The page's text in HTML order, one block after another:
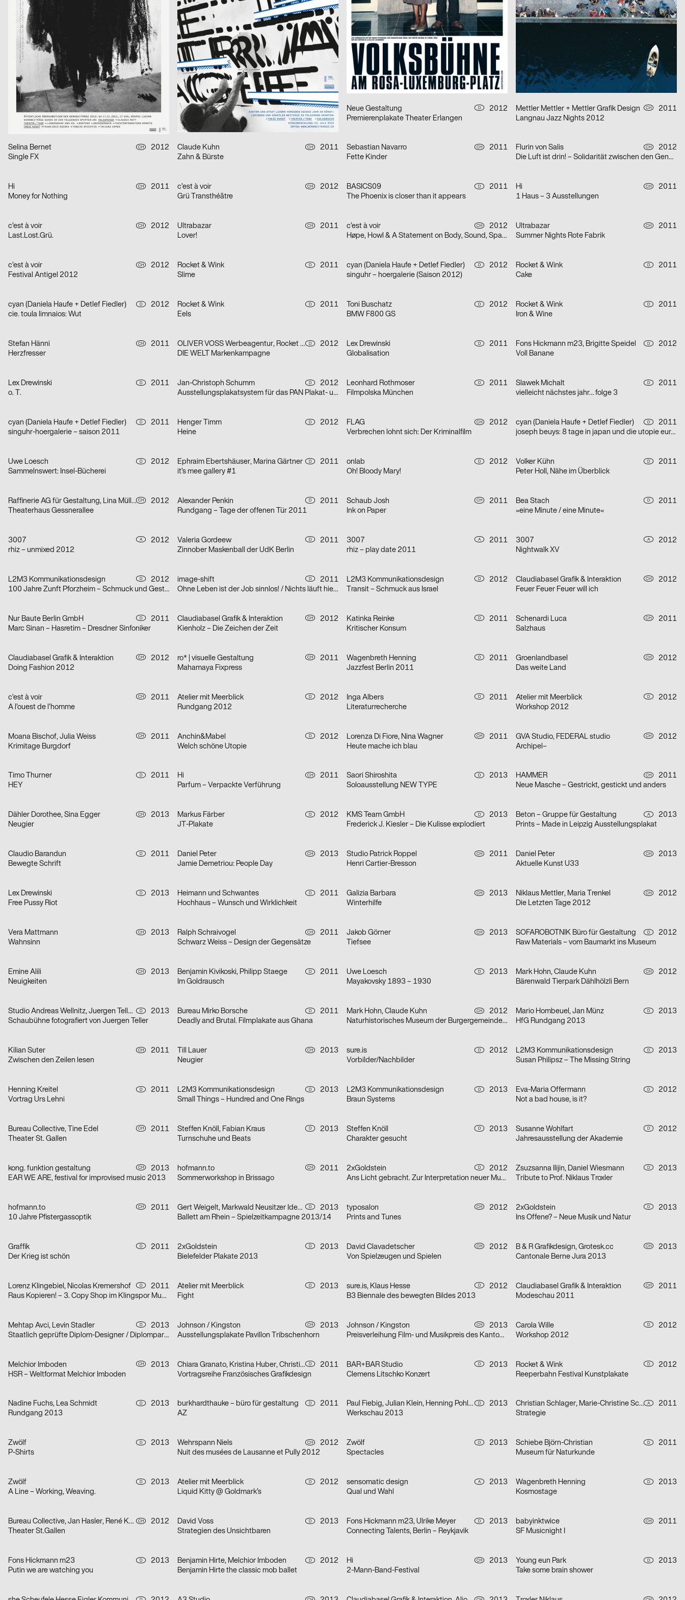
Atelier mit Meerblick D
2011
Vortrag Stephan Bundi
Valeria Gordeew
2012
Rundgang – Tag der offenen Tür
Lisa Drechsel
2011
Vortrag Martin Woodtli
Ultrabazar
Halt auf Verlangen Festival 2012
Demian Conrad Design CH
2011
LUFF ripped off poster
Xi Wang
The Tree of Energy
Nadine Blum CH
2012
Euter
Demian Conrad Design CH
2011
Tchaikovsky by Camerata de Lausanne
Karin Rekowski, Claudio Barandun D
2012
Rundgang HfG Offenbach
Markwald & Neusitzer Kommunikationsdesign
2011
erró-scapes
Neue Gestaltung D
2012
Premierenplakate Theater Erlangen
Mettler Mettler + Mettler Grafik Design CH
2011
Langnau Jazz Nights 2012
Selina Bernet CH
2012
Single FX
Claude Kuhn CH
2011
Zahn & Bürste
Sebastian Navarro CH
2011
Fette Kinder
Flurin von Salis CH
2012
Die Luft ist drin! – Solidarität zwischen den Generationen
Hi CH
2011
Money for Nothing
c’est à voir CH
2012
Grü Transthéâtre
BASICS09 D
2011
The Phoenix is closer than it appears
Hi CH
2011
1 Haus – 3 Ausstellungen
c’est à voir CH
2012
Last.Lost.Grü.
Ultrabazar CH
2011
Lover!
c’est à voir CH
2012
Høpe, Howl & A Statement on Body, Sound, Space and Time
Ultrabazar CH
2011
Summer Nights Rote Fabrik
c’est à voir CH
2012
Festival Antigel 2012
Rocket & Wink D
2011
Slime
cyan (Daniela Haufe + Detlef Fiedler) D
2012
singuhr – hoergalerie (Saison 2012)
Rocket & Wink D
2011
Cake
cyan (Daniela Haufe + Detlef Fiedler) D
2012
cie. toula limnaios: Wut
Rocket & Wink D
2011
Eels
Toni Buschatz D
2012
BMW F800 GS
Rocket & Wink D
2011
Iron & Wine
Stefan Hänni CH
2011
Herzfresser
OLIVER VOSS Werbeagentur, Rocket & Wink D
2012
DIE WELT Markenkampagne
Lex Drewinski D
2011
Globalisation
Fons Hickmann m23, Brigitte Speidel D
2012
Voll Banane
Lex Drewinski D
2011
o. T.
Jan-Christoph Schumm D
2012
Ausstellungsplakatsystem für das PAN Plakat- und Kunstforum in Emmerich
Leonhard Rothmoser D
2011
Filmpolska München
Slawek Michalt D
2011
vielleicht nächstes jahr… folge 3
cyan (Daniela Haufe + Detlef Fiedler) D
2011
singuhr-hoergalerie – saison 2011
Henger Timm D
2012
Heine
FLAG CH
2012
Verbrechen lohnt sich: Der Kriminalfilm
cyan (Daniela Haufe + Detlef Fiedler) D
2011
joseph beuys: 8 tage in japan und die utopie eurasia
Uwe Loesch D
2012
Sammelnswert: Insel-Bücherei
Ephraim Ebertshäuser, Marina Gärtner D
2011
it’s mee gallery #1
onlab D
2012
Oh! Bloody Mary!
Volker Kühn D
2011
Peter Holl, Nähe im Überblick
Raffinerie AG für Gestaltung, Lina Müller CH
2012
Theaterhaus Gessnerallee
Alexander Penkin D
2011
Rundgang – Tage der offenen Tür 2011
Schaub Josh CH
2011
Ink on Paper
Bea Stach D
2011
»eine Minute / eine Minute«
3007 A
2012
rhiz – unmixed 2012
Valeria Gordeew D
2011
Zinnober Maskenball der UdK Berlin
3007 A
2011
rhiz – play date 2011
3007 A
2012
Nightwalk XV
L2M3 Kommunikationsdesign D
2012
100 Jahre Zunft Pforzheim – Schmuck und Gestaltung
image-shift D
2011
Ohne Leben ist der Job sinnlos! / Nichts läuft hier richtig!
L2M3 Kommunikationsdesign D
2012
Transit – Schmuck aus Israel
Claudiabasel Grafik & Interaktion CH
2012
Feuer Feuer Feuer will ich
Nur Baute Berlin GmbH D
2011
Marc Sinan – Hasretim – Dresdner Sinfoniker
Claudiabasel Grafik & Interaktion CH
2012
Kienholz – Die Zeichen der Zeit
Katinka Reinke D
2011
Kritischer Konsum
Schenardi Luca CH
2011
Salzhaus
Claudiabasel Grafik & Interaktion CH
2012
Doing Fashion 2012
ro* | visuelle Gestaltung CH
2011
Mahamaya Fixpress
Wagenbreth Henning D
2011
Jazzfest Berlin 2011
Groenlandbasel CH
2012
Das weite Land
c’est à voir CH
2011
A l’ouest de l’homme
Atelier mit Meerblick D
2012
Rundgang 2012
Inga Albers D
2011
Literaturrecherche
Atelier mit Meerblick D
2012
Workshop 2012
Moana Bischof, Julia Weiss CH
2011
Krimitage Burgdorf
Anchin&Mabel D
2012
Welch schöne Utopie
Lorenza Di Fiore, Nina Wagner CH
2011
Heute mache ich blau
GVA Studio, FEDERAL studio CH
2012
Archipel–
Timo Thurner D
2011
HEY
Hi CH
2011
Parfum – Verpackte Verführung
Saori Shiroshita D
2013
Soloausstellung NEW TYPE
HAMMER CH
2011
Neue Masche – Gestrickt, gestickt und anders
Dähler Dorothee, Sina Egger CH
2013
Neugier
Markus Färber D
2012
JT-Plakate
KMS Team GmbH D
2013
Frederick J. Kiesler – Die Kulisse explodiert
Beton – Gruppe für Gestaltung A
2013
Prints – Made in Leipzig Ausstellungsplakat
Claudio Barandun D
2011
Bewegte Schrift
Daniel Peter CH
2013
Jamie Demetriou: People Day
Studio Patrick Roppel CH
2011
Henri Cartier-Bresson
Daniel Peter CH
2013
Aktuelle Kunst U33
Lex Drewinski D
2013
Free Pussy Riot
Heimann und Schwantes D
2011
Hochhaus – Wunsch und Wirklichkeit
Galizia Barbara CH
2013
Winterhilfe
Niklaus Mettler, Maria Trenkel CH
2012
Die Letzten Tage 2012
Vera Mattmann CH
2013
Wahnsinn
Ralph Schraivogel CH
2011
Schwarz Weiss – Design der Gegensätze
Jakob Görner CH
2013
Tiefsee
SOFAROBOTNIK Büro für Gestaltung D
2012
Raw Materials – vom Baumarkt ins Museum
Emine Alili CH
2013
Neuigkeiten
Benjamin Kivikoski, Philipp Staege D
2011
Im Goldrausch
Uwe Loesch D
2013
Mayakovsky 1893 – 1930
Mark Hohn, Claude Kuhn CH
2012
Bärenwald Tierpark Dählhölzli Bern
Studio Andreas Wellnitz, Juergen Teller Ltd., Schaubühne Berlin D
2013
Schaubühne fotografiert von Juergen Teller
Bureau Mirko Borsche D
2011
Deadly and Brutal. Filmplakate aus Ghana
Mark Hohn, Claude Kuhn CH
2012
Naturhistorisches Museum der Burgergemeinde Bern
Mario Hombeuel, Jan Münz D
2013
HfG Rundgang 2013
Kilian Suter CH
2011
Zwischen den Zeilen lesen
Till Lauer CH
2013
Neugier
sure.is D
2012
Vorbilder/Nachbilder
L2M3 Kommunikationsdesign D
2013
Susan Philipsz – The Missing String
Henning Kreitel D
2011
Vortrag Urs Lehni
L2M3 Kommunikationsdesign D
2013
Small Things – Hundred and One Rings
L2M3 Kommunikationsdesign D
2013
Braun Systems
Eva-Maria Offermann D
2012
Not a bad house, is it?
Bureau Collective, Tine Edel CH
2011
Theater St. Gallen
Steffen Knöll, Fabian Kraus D
2013
Turnschuhe und Beats
Steffen Knöll D
2013
Charakter gesucht
Susanne Wohlfart D
2012
Jahresausstellung der Akademie
kong. funktion gestaltung CH
2013
EAR WE ARE, festival for improvised music 2013
hofmann.to CH
2011
Sommerworkshop in Brissago
2xGoldstein D
2012
Ans Licht gebracht. Zur Interpretation neuer Musik heute
Zsuzsanna Ilijin, Daniel Wiesmann D
2013
Tribute to Prof. Niklaus Troxler
hofmann.to CH
2011
10 Jahre Pfistergassoptik
Gert Weigelt, Markwald Neusitzer Identity D
2013
Ballett am Rhein – Spielzeitkampagne 2013/14
typosalon CH
2012
Prints and Tunes
2xGoldstein D
2013
Ins Offene? – Neue Musik und Natur
Graffik D
2011
Der Krieg ist schön
2xGoldstein D
2013
Bielefelder Plakate 2013
David Clavadetscher CH
2012
Von Spielzeugen und Spielen
B & R Grafikdesign, Grotesk.cc CH
2013
Cantonale Berne Jura 2013
Lorenz Klingebiel, Nicolas Kremershof D
2011
Raus Kopieren! – 3. Copy Shop im Klingspor Museum
Atelier mit Meerblick D
2013
Fight
sure.is, Klaus Hesse D
2012
B3 Biennale des bewegten Bildes 2013
Claudiabasel Grafik & Interaktion CH
2011
Modeschau 2011
Mehtap Avci, Levin Stadler D
2013
Staatlich geprüfte Diplom-Designer / Diplomparty
Johnson / Kingston CH
2013
Ausstellungsplakate Pavillon Tribschenhorn
Johnson / Kingston CH
2013
Preisverleihung Film- und Musikpreis des Kantons Bern
Carola Wille D
2012
Workshop 2012
Melchior Imboden CH
2013
HSR – Weltformat Melchior Imboden
Chiara Granato, Kristina Huber, Christian Körbel, Maximilian Pecher D
2011
Vortragsreihe Französisches Grafikdesign
BAR+BAR Studio D
2013
Clemens Litschko Konzert
Rocket & Wink D
2012
Reeperbahn Festival Kunstplakate
Nadine Fuchs, Lea Schmidt D
2013
Rundgang 2013
burkhardthauke – büro für gestaltung D
2011
AZ
Paul Fiebig, Julian Klein, Henning Pohlmeyer D
2013
Werkschau 2013
Christian Schlager, Marie-Christine Schmid A
2011
Strategie
Zwölf D
2013
P-Shirts
Wehrspann Niels CH
2012
Nuit des musées de Lausanne et Pully 2012
Zwölf D
2013
Spectacles
Schiebe Björn-Christian D
2011
Museum für Naturkunde
Zwölf D
2013
A Line – Working, Weaving.
Atelier mit Meerblick D
2012
Liquid Kitty @ Goldmark’s
sensomatic design A
2013
Qual und Wahl
Wagenbreth Henning D
2013
Kosmostage
Bureau Collective, Jan Hasler, René Kappeler, Larissa Kasper, Dominic Rechsteiner CH
2012
Theater St.Gallen
David Voss D
2013
Strategien des Unsichtbaren
Fons Hickmann m23, Ulrike Meyer D
2013
Connecting Talents, Berlin – Reykjavik
babyinktwice CH
2011
SF Musicnight I
Fons Hickmann m23 D
2013
Putin we are watching you
Benjamin Hirte, Melchior Imboden D
2012
Benjamin Hirte the classic mob ballet
Hi CH
2013
2-Mann-Band-Festival
Young eun Park D
2013
Take some brain shower